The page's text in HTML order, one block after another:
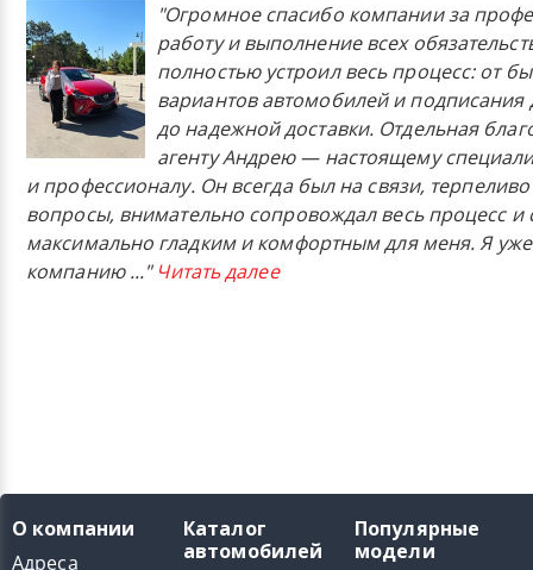
"Огромное спасибо компании за
работу и выполнение всех
полностью устроил весь процесс: от
вариантов автомобилей и подписания
до надежной доставки. Отдельная
агенту Андрею — настоящему
и профессионалу. Он всегда был на связи,
вопросы, внимательно сопровождал весь процесс и
максимально гладким и комфортным для меня. Я
компанию..." Читать далее
О компании
Адреса
Каталог
автомобилей
Популярные
модели